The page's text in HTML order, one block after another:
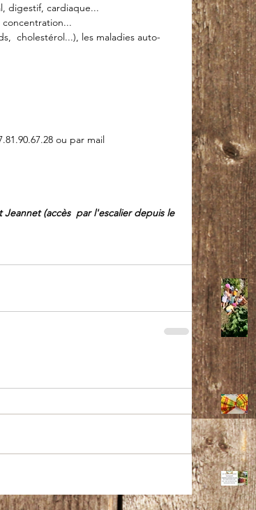
digestif, cardiaque...
cholestérol...), les maladies auto-
ou par mail
Jeannet (accès  par l'escalier depuis le